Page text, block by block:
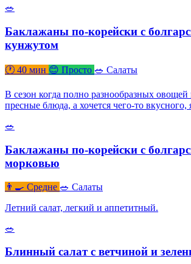
🥗
Баклажаны по-корейски с
кунжутом
🕐 40 мин 😊 Просто 🥗 Салаты
В сезон когда полно разнообразных
пресные блюда, а хочется чего-то
🥗
Баклажаны по-корейски с
морковью
👨‍🍳 Средне 🥗 Салаты
Летний салат, легкий и аппетитный.
🥗
Блинный салат с ветчиной и